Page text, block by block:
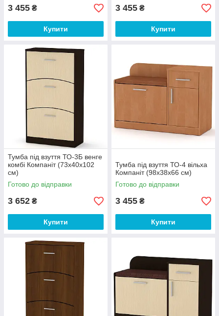
3 455 ₴
Купити
3 455 ₴
Купити
Тумба під взуття ТО-3Б венге
комбі Компаніт (73х40х102
см)
Готово до відправки
3 652 ₴
Купити
Тумба під взуття ТО-4 вільха
Компаніт (98х38х66 см)
Готово до відправки
3 455 ₴
Купити